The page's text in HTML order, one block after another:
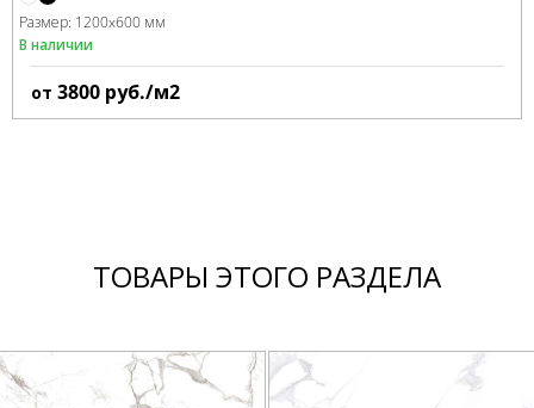
Размер: 1200x600 мм
В наличии
от 3800 руб./м2
ТОВАРЫ ЭТОГО РАЗДЕЛА